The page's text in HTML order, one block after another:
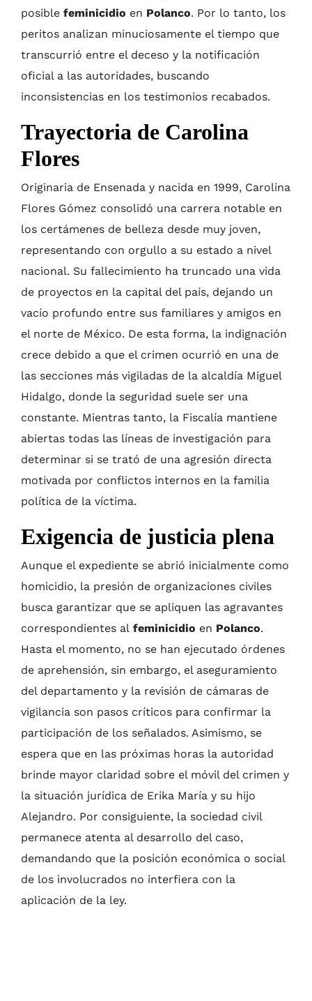
posible feminicidio en Polanco. Por lo tanto, los
peritos analizan minuciosamente el tiempo que
transcurrió entre el deceso y la notificación
oficial a las autoridades, buscando
inconsistencias en los testimonios recabados.
Trayectoria de Carolina
Flores
Originaria de Ensenada y nacida en 1999, Carolina
Flores Gómez consolidó una carrera notable en
los certámenes de belleza desde muy joven,
representando con orgullo a su estado a nivel
nacional. Su fallecimiento ha truncado una vida
de proyectos en la capital del país, dejando un
vacío profundo entre sus familiares y amigos en
el norte de México. De esta forma, la indignación
crece debido a que el crimen ocurrió en una de
las secciones más vigiladas de la alcaldía Miguel
Hidalgo, donde la seguridad suele ser una
constante. Mientras tanto, la Fiscalía mantiene
abiertas todas las líneas de investigación para
determinar si se trató de una agresión directa
motivada por conflictos internos en la familia
política de la víctima.
Exigencia de justicia plena
Aunque el expediente se abrió inicialmente como
homicidio, la presión de organizaciones civiles
busca garantizar que se apliquen las agravantes
correspondientes al feminicidio en Polanco.
Hasta el momento, no se han ejecutado órdenes
de aprehensión, sin embargo, el aseguramiento
del departamento y la revisión de cámaras de
vigilancia son pasos críticos para confirmar la
participación de los señalados. Asimismo, se
espera que en las próximas horas la autoridad
brinde mayor claridad sobre el móvil del crimen y
la situación jurídica de Erika María y su hijo
Alejandro. Por consiguiente, la sociedad civil
permanece atenta al desarrollo del caso,
demandando que la posición económica o social
de los involucrados no interfiera con la
aplicación de la ley.